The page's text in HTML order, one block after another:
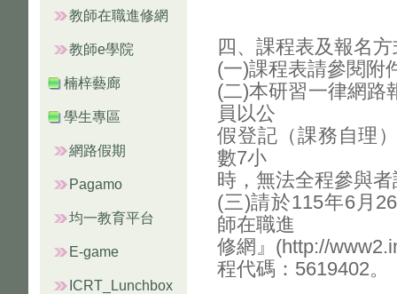
教師在職進修網
教師e學院
楠梓藝廊
學生專區
網路假期
Pagamo
均一教育平台
E-game
ICRT_Lunchbox
四、課程表及報名
(一)課程表請參閱附
(二)本研習一律網路
員以公
假登記（課務自理
數7小
時，無法全程參與
(三)請於115年6月
師在職進
修網』(http://
程代碼：5619402。